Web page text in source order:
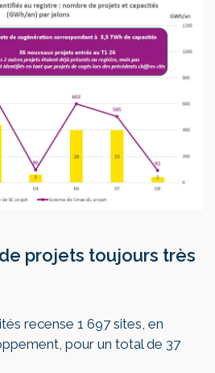
projets toujours très
recense 1 697 sites, en
pour un total de 37